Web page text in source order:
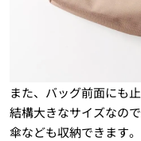
また、バッグ前面にも
結構大きなサイズなの
傘なども収納できます。